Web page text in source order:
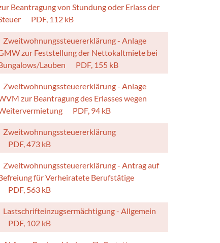
Beantragung von Stundung oder Erlass der
PDF, 112 kB
Zweitwohnungssteuererklärung - Anlage
zur Feststellung der Nettokaltmiete bei
Lauben
PDF, 155 kB
Zweitwohnungssteuererklärung - Anlage
zur Beantragung des Erlasses wegen
PDF, 94 kB
Zweitwohnungssteuererklärung
PDF, 473 kB
Zweitwohnungssteuererklärung - Antrag auf
für Verheiratete Berufstätige
PDF, 563 kB
Lastschrifteinzugsermächtigung - Allgemein
PDF, 102 kB